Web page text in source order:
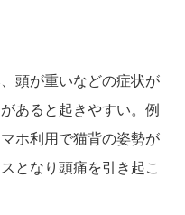
頭が重いなどの症状が
あると起きやすい。例
ホ利用で猫背の姿勢が
となり頭痛を引き起こ